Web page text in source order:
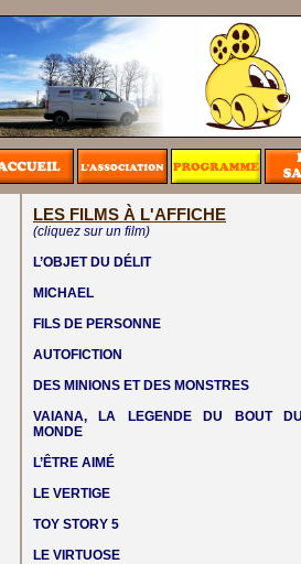
LES FILMS À L'AFFICHE
(cliquez sur un film)
L’OBJET DU DÉLIT
MICHAEL
FILS DE PERSONNE
AUTOFICTION
DES MINIONS ET DES MONSTRES
VAIANA, LA LEGENDE DU BOUT
MONDE
L’ÊTRE AIMÉ
LE VERTIGE
TOY STORY 5
LE VIRTUOSE